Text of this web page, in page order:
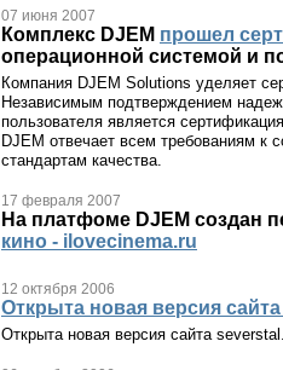
07 июня 2007
Комплекс DJEM прошел
операционной системой и
Компания DJEM Solutions уделяет
Независимым подтверждением
пользователя является
DJEM отвечает всем требованиям к
стандартам качества.
17 февраля 2007
На платфоме DJEM создан
кино - ilovecinema.ru
12 октября 2006
Открыта новая версия
Открыта новая версия сайта